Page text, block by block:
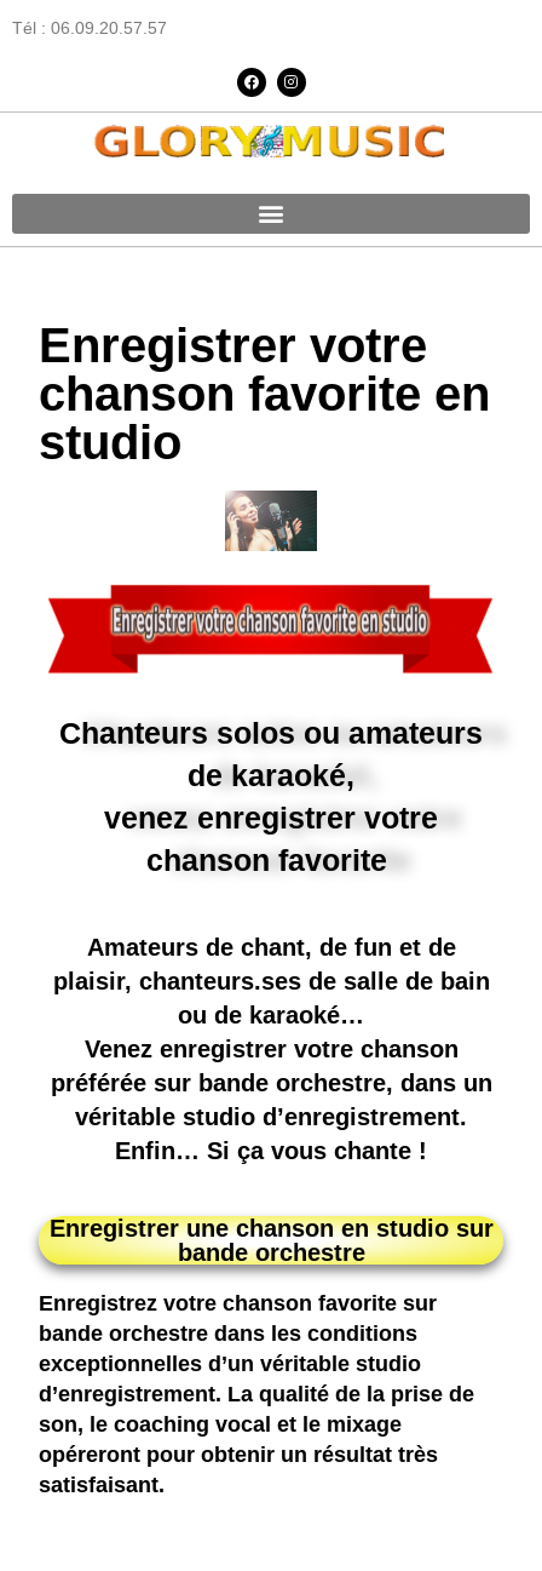
Tél : 06.09.20.57.57
Enregistrer votre
chanson favorite en
studio
Chanteurs solos ou amateurs
de karaoké,
venez enregistrer votre
chanson favorite
Amateurs de chant, de fun et de
plaisir, chanteurs.ses de salle de bain
ou de karaoké…
Venez enregistrer votre chanson
préférée sur bande orchestre, dans un
véritable studio d’enregistrement.
Enfin… Si ça vous chante !
Enregistrer une chanson en studio sur
bande orchestre
Enregistrez votre chanson favorite sur
bande orchestre dans les conditions
exceptionnelles d’un véritable studio
d’enregistrement. La qualité de la prise de
son, le coaching vocal et le mixage
opéreront pour obtenir un résultat très
satisfaisant.